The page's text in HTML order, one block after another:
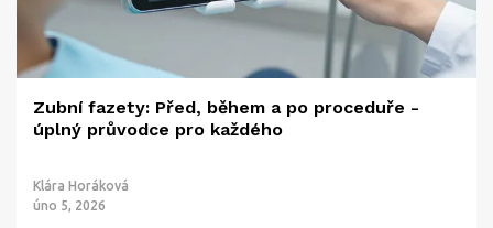
Zubní fazety: Před, během a po proceduře -
úplný průvodce pro každého
Klára Horáková
úno 5, 2026